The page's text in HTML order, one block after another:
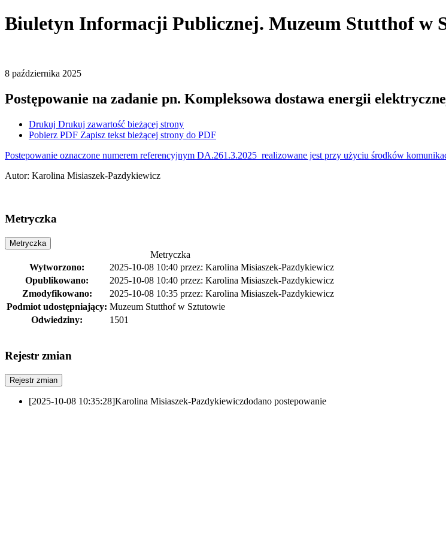
Biuletyn Informacji Publicznej. Muzeum Stutthof w
8 października 2025
Postępowanie na zadanie pn. Kompleksowa dostawa energii
Drukuj Drukuj zawartość bieżącej strony
Pobierz PDF Zapisz tekst bieżącej strony do PDF
Postepowanie oznaczone numerem referencyjnym DA.261.3.2025 realizowane jest przy użyciu środków
Autor: Karolina Misiaszek-Pazdykiewicz
Metryczka
Metryczka
Metryczka
Wytworzono:
2025-10-08 10:40 przez: Karolina Misiaszek-Pazdykiewicz
Opublikowano:
2025-10-08 10:40 przez: Karolina Misiaszek-Pazdykiewicz
Zmodyfikowano:
2025-10-08 10:35 przez: Karolina Misiaszek-Pazdykiewicz
Podmiot udostępniający: Muzeum Stutthof w Sztutowie
Odwiedziny:
1501
Rejestr zmian
Rejestr zmian
[2025-10-08 10:35:28]Karolina Misiaszek-Pazdykiewiczdodano postepowanie